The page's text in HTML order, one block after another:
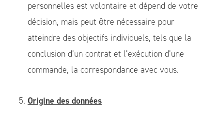
personnelles est volontaire et dépend de votre
décision, mais peut être nécessaire pour
atteindre des objectifs individuels, tels que la
conclusion d’un contrat et l’exécution d’une
commande, la correspondance avec vous.
Origine des données